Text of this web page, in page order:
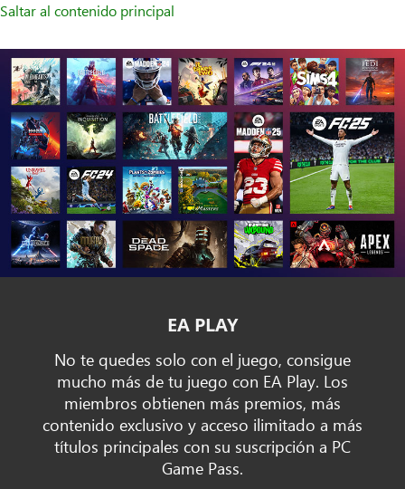
Saltar al contenido principal
EA PLAY
No te quedes solo con el juego, consigue
mucho más de tu juego con EA Play. Los
miembros obtienen más premios, más
contenido exclusivo y acceso ilimitado a más
títulos principales con su suscripción a PC
Game Pass.